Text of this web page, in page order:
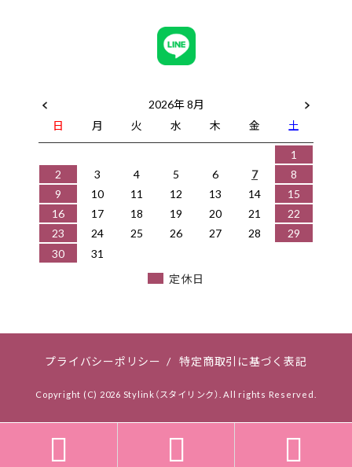
2026年 8月
日
月 火 水 木 金
土
1
2
3 4 5 6 7
8
9
10 11 12 13 14
15
16
17 18 19 20 21
22
23
24 25 26 27 28
29
30
31
定休日
プライバシーポリシー / 特定商取引に基づく表記
Copyright (C) 2026 Stylink（スタイリンク）. All rights Reserved.
  